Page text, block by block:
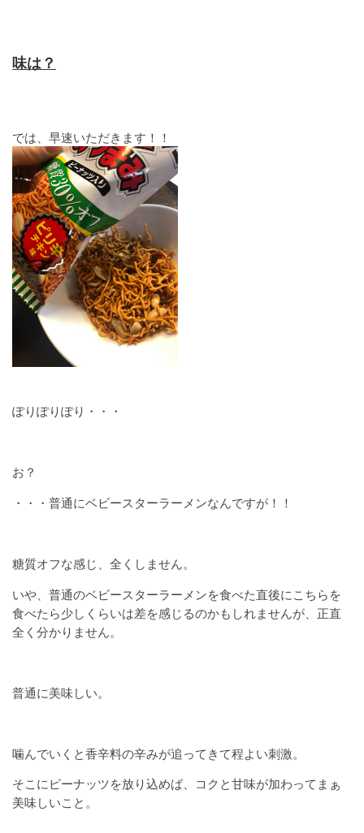
味は？
では、早速いただきます！！
ぽりぽりぽり・・・
お？
・・・普通にベビースターラーメンなんですが！！
糖質オフな感じ、全くしません。
いや、普通のベビースターラーメンを食べた直後にこちらを
食べたら少しくらいは差を感じるのかもしれませんが、正直
全く分かりません。
普通に美味しい。
噛んでいくと香辛料の辛みが追ってきて程よい刺激。
そこにピーナッツを放り込めば、コクと甘味が加わってまぁ
美味しいこと。